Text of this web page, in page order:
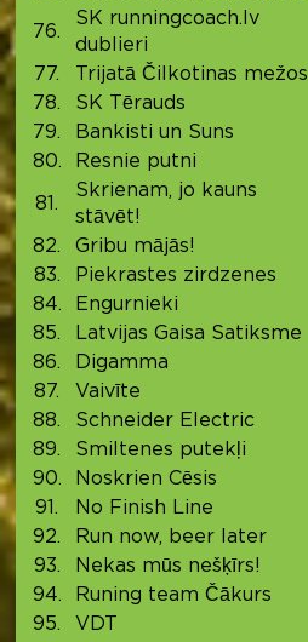
76.
SK runningcoach.lv
dublieri
77. Trijatā Čilkotinas mežos
78. SK Tērauds
79. Bankisti un Suns
80. Resnie putni
81.
Skrienam, jo kauns
stāvēt!
82. Gribu mājās!
83. Piekrastes zirdzenes
84. Engurnieki
85. Latvijas Gaisa Satiksme
86. Digamma
87. Vaivīte
88. Schneider Electric
89. Smiltenes putekļi
90. Noskrien Cēsis
91. No Finish Line
92. Run now, beer later
93. Nekas mūs nešķīrs!
94. Runing team Čākurs
95. VDT